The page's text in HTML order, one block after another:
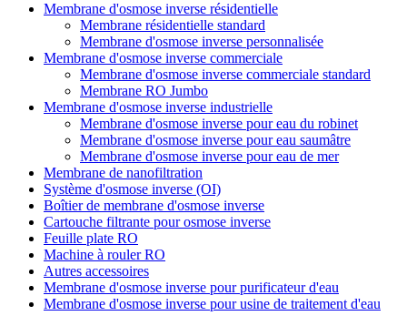
Membrane d'osmose inverse résidentielle
Membrane résidentielle standard
Membrane d'osmose inverse personnalisée
Membrane d'osmose inverse commerciale
Membrane d'osmose inverse commerciale standard
Membrane RO Jumbo
Membrane d'osmose inverse industrielle
Membrane d'osmose inverse pour eau du robinet
Membrane d'osmose inverse pour eau saumâtre
Membrane d'osmose inverse pour eau de mer
Membrane de nanofiltration
Système d'osmose inverse (OI)
Boîtier de membrane d'osmose inverse
Cartouche filtrante pour osmose inverse
Feuille plate RO
Machine à rouler RO
Autres accessoires
Membrane d'osmose inverse pour purificateur d'eau
Membrane d'osmose inverse pour usine de traitement d'eau